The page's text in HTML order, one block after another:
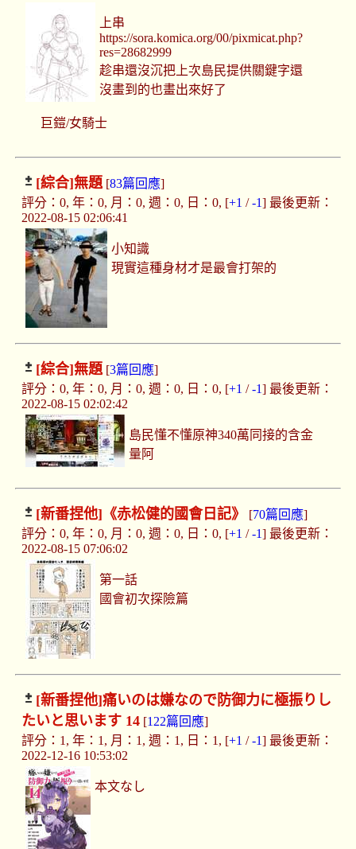
上串
https://sora.komica.org/00/pixmicat.php?
res=28682999
趁串還沒沉把上次島民提供關鍵字還
沒畫到的也畫出來好了
巨鎧/女騎士
[綜合]無題[83篇回應]
評分：0, 年：0, 月：0, 週：0, 日：0, [+1 /-1] 最後更新：
2022-08-15 02:06:41
小知識
現實這種身材才是最會打架的
[綜合]無題[3篇回應]
評分：0, 年：0, 月：0, 週：0, 日：0, [+1 /-1] 最後更新：
2022-08-15 02:02:42
島民懂不懂原神340萬同接的含金
量阿
[新番捏他] 《赤松健的國會日記》 [70篇回應]
評分：0, 年：0, 月：0, 週：0, 日：0, [+1 /-1] 最後更新：
2022-08-15 07:06:02
第一話
國會初次探險篇
[新番捏他]痛いのは嫌なので防御力に極振りし
たいと思います 14[122篇回應]
評分：1, 年：1, 月：1, 週：1, 日：1, [+1 /-1] 最後更新：
2022-12-16 10:53:02
本文なし